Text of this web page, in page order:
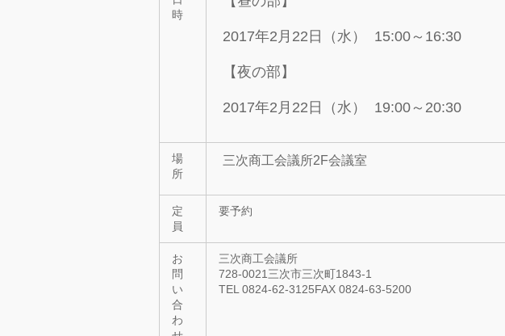
時
2017年2月22日（水） 15:00～16:30
【夜の部】
2017年2月22日（水） 19:00～20:30
場
所
三次商工会議所2F会議室
定
員
要予約
お
問
い
合
わ
三次商工会議所
728-0021三次市三次町1843-1
TEL 0824-62-3125FAX 0824-63-5200